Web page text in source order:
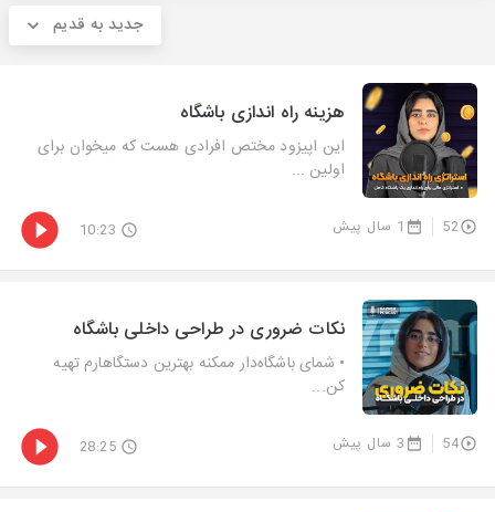
جدید به قدیم
هزینه راه اندازی باشگاه
این اپیزود مختص افرادی هست که میخوان برای
اولین ...
52 1 سال پیش 10:23
نکات ضروری در طراحی داخلی باشگاه
• شمای باشگاه‌دار ممکنه بهترین دستگاهارم تهیه
کن...
54 3 سال پیش 28:25